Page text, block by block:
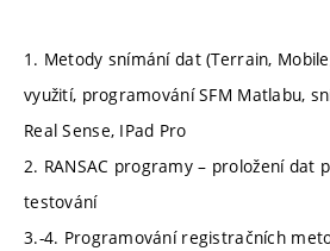
1. Metody snímání dat (Terrain,
využití, programování SFM Matlabu,
Real Sense, IPad Pro
2. RANSAC programy – proložení dat
testování
3.-4. Programování registračních